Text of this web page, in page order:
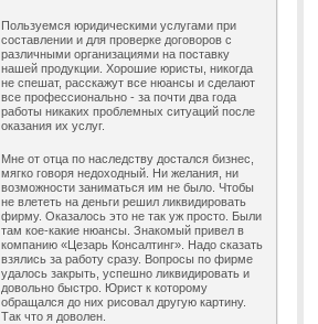
Пользуемся юридическими услугами при
составлении и для проверке договоров с
различными организациями на поставку
нашей продукции. Хорошие юристы, никогда
не спешат, расскажут все нюансы и сделают
все профессионально - за почти два года
работы никаких проблемных ситуаций после
оказания их услуг.
Мне от отца по наследству достался бизнес,
мягко говоря недоходный. Ни желания, ни
возможности заниматься им не было. Чтобы
не влететь на деньги решил ликвидировать
фирму. Оказалось это не так уж просто. Были
там кое-какие нюансы. Знакомый привел в
компанию «Цезарь Консалтинг». Надо сказать
взялись за работу сразу. Вопросы по фирме
удалось закрыть, успешно ликвидировать и
довольно быстро. Юрист к которому
обращался до них рисовал другую картину.
Так что я доволен.